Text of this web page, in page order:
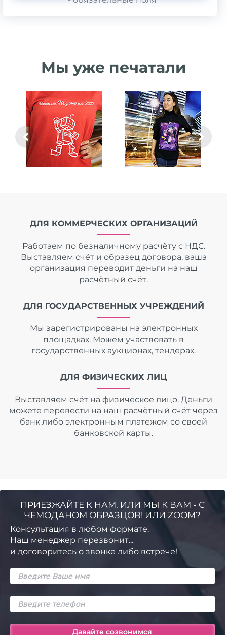
Мы уже печатали
ДЛЯ КОММЕРЧЕСКИХ ОРГАНИЗАЦИЙ
Работаем по безналичному расчёту с НДС.
Выставляем счёт и образец договора, ваша
организация переводит деньги на наш
расчётный счёт.
ДЛЯ ГОСУДАРСТВЕННЫХ УЧРЕЖДЕНИЙ
Мы зарегистрированы на электронных
площадках. Можем участвовать в
государственных аукционах, тендерах.
ДЛЯ ФИЗИЧЕСКИХ ЛИЦ
Выставляем счёт на физическое лицо. Деньги
можете перевести на наш расчётный счёт через
банк либо электронным платежом со своей
банковской карты.
ПРИЕЗЖАЙТЕ К НАМ. ИЛИ МЫ К ВАМ - С
ЧЕМОДАНОМ ОБРАЗЦОВ! ИЛИ ZOOM?
Консультация в любом формате.
Наш менеджер перезвонит...
и договоритесь о звонке либо встрече!